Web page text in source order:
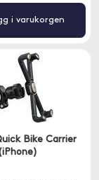
i varukorgen
Bike Carrier